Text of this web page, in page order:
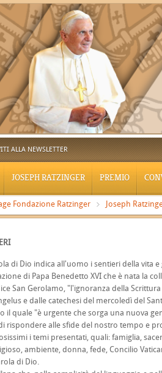
ALLA NEWSLETTER
JOSEPH RATZINGER PREMIO
Fondazione Ratzinger Joseph
di Dio indica all'uomo i sentieri della vita
di Papa Benedetto XVI che è nata la
San Gerolamo, "l'ignoranza della
e dalle catechesi del mercoledì del
il quale "è urgente che sorga una nuova
rispondere alle sfide del nostro tempo e
i temi presentati, quali: famiglia,
ambiente, donna, fede, Concilio
di Dio.